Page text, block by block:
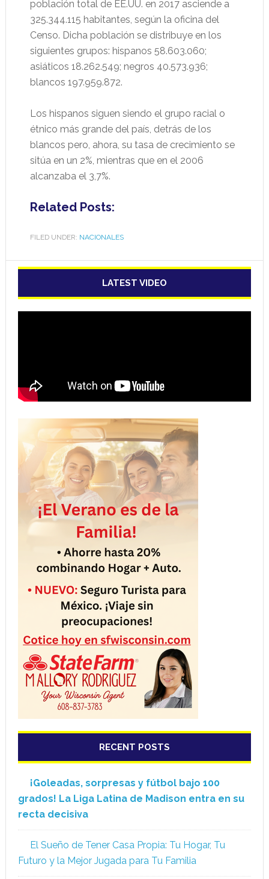
población total de EE.UU. en 2017 asciende a
325.344.115 habitantes, según la oficina del
Censo. Dicha población se distribuye en los
siguientes grupos: hispanos 58.603.060;
asiáticos 18.262.549; negros 40.573.936;
blancos 197.959.872.
Los hispanos siguen siendo el grupo racial o
étnico más grande del país, detrás de los
blancos pero, ahora, su tasa de crecimiento se
sitúa en un 2%, mientras que en el 2006
alcanzaba el 3,7%.
Related Posts:
FILED UNDER: NACIONALES
LATEST VIDEO
RECENT POSTS
¡Goleadas, sorpresas y fútbol bajo 100
grados! La Liga Latina de Madison entra en su
recta decisiva
El Sueño de Tener Casa Propia: Tu Hogar, Tu
Futuro y la Mejor Jugada para Tu Familia